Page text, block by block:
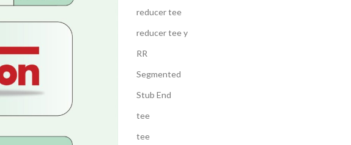
reducer tee
reducer tee y
RR
Segmented
Stub End
tee
tee